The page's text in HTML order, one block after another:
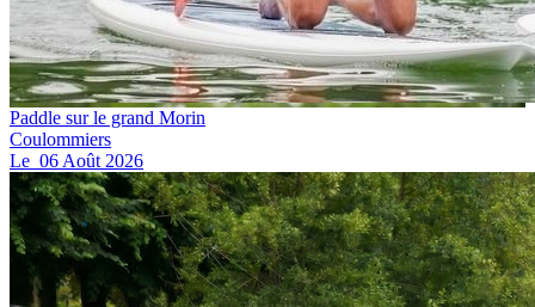
Paddle sur le grand Morin
Coulommiers
Le 06 Août 2026